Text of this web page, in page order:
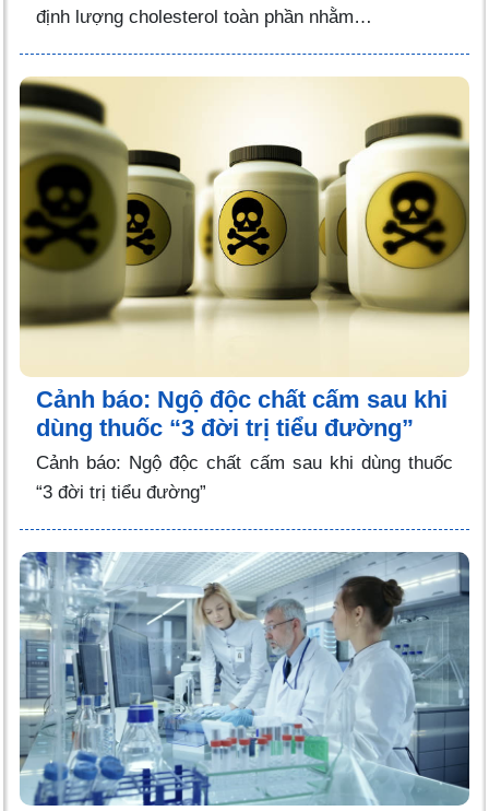
định lượng cholesterol toàn phần nhằm…
Cảnh báo: Ngộ độc chất cấm sau khi
dùng thuốc “3 đời trị tiểu đường”
Cảnh báo: Ngộ độc chất cấm sau khi dùng thuốc
“3 đời trị tiểu đường”